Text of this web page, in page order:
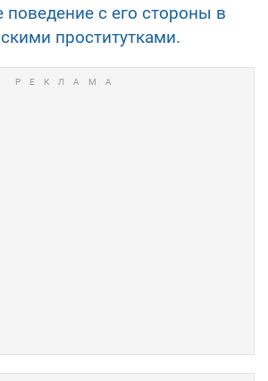
с его стороны в
проститутками.